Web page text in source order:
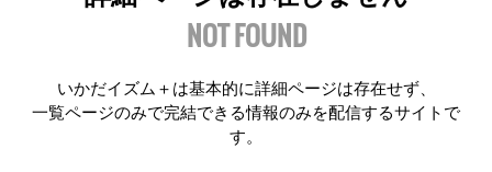
NOT FOUND
いかだイズム＋は基本的に詳細ページは存在せず、
一覧ページのみで完結できる情報のみを配信するサイトで
す。